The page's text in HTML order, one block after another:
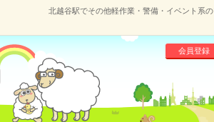
北越谷駅でその他軽作業・警備・イベント系
会員登録